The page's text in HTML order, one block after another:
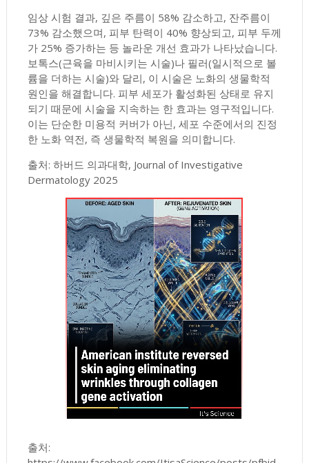
임상 시험 결과, 깊은 주름이 58% 감소하고, 잔주름이
73% 감소했으며, 피부 탄력이 40% 향상되고, 피부 두께
가 25% 증가하는 등 놀라운 개선 효과가 나타났습니다.
보톡스(근육을 마비시키는 시술)나 필러(일시적으로 볼
륨을 더하는 시술)와 달리, 이 시술은 노화의 생물학적
원인을 해결합니다. 피부 세포가 활성화된 상태로 유지
되기 때문에 시술을 지속하는 한 효과는 영구적입니다.
이는 단순한 미용적 커버가 아닌, 세포 수준에서의 진정
한 노화 역전, 즉 생물학적 복원을 의미합니다.
출처: 하버드 의과대학, Journal of Investigative
Dermatology 2025
출처: